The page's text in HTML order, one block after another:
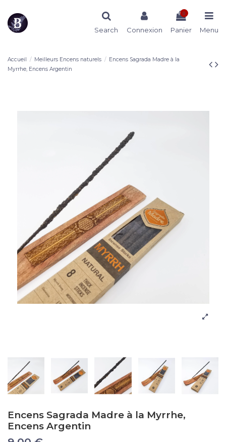
Search Connexion
0
Panier Menu
Accueil Meilleurs Encens naturels
Encens Sagrada Madre à la
Myrrhe, Encens Argentin
Encens Sagrada Madre à la Myrrhe,
Encens Argentin